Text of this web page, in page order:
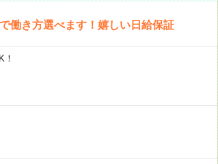
働き方選べます！嬉しい日給保証